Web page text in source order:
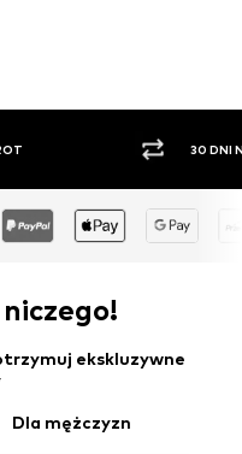
TOWARU
ekskluzywne
Dla mężczyzn